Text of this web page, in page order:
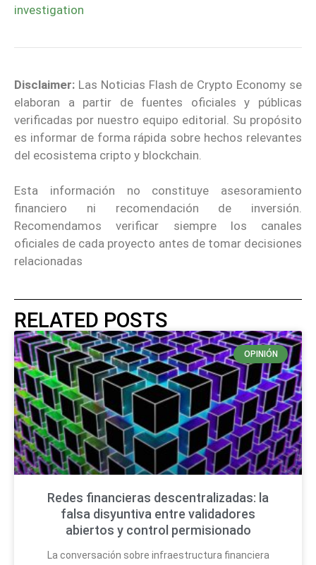
investigation
Disclaimer: Las Noticias Flash de Crypto Economy se
elaboran a partir de fuentes oficiales y públicas
verificadas por nuestro equipo editorial. Su propósito
es informar de forma rápida sobre hechos relevantes
del ecosistema cripto y blockchain.
Esta información no constituye asesoramiento
financiero ni recomendación de inversión.
Recomendamos verificar siempre los canales
oficiales de cada proyecto antes de tomar decisiones
relacionadas
RELATED POSTS
OPINIÓN
Redes financieras descentralizadas: la
falsa disyuntiva entre validadores
abiertos y control permisionado
La conversación sobre infraestructura financiera